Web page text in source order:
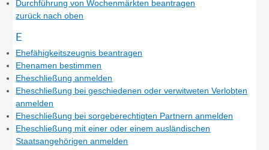
Durchführung von Wochenmärkten beantragen
zurück nach oben
E
Ehefähigkeitszeugnis beantragen
Ehenamen bestimmen
Eheschließung anmelden
Eheschließung bei geschiedenen oder verwitweten Verlobten
anmelden
Eheschließung bei sorgeberechtigten Partnern anmelden
Eheschließung mit einer oder einem ausländischen
Staatsangehörigen anmelden